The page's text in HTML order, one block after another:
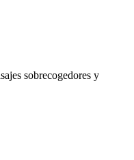
sobrecogedores y